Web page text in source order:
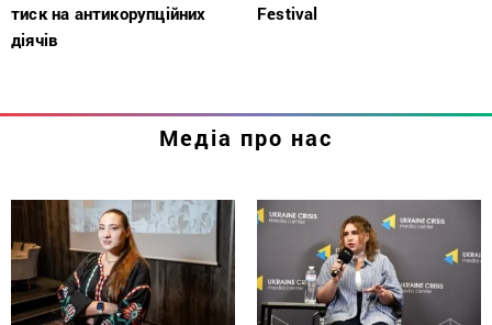
тиск на антикорупційних
діячів
Festival
Медіа про нас